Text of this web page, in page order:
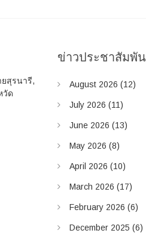
สุรนารี,
วัด
ข่าวประชาสัมพั
August 2026 (12)
July 2026 (11)
June 2026 (13)
May 2026 (8)
April 2026 (10)
March 2026 (17)
February 2026 (6)
December 2025 (6)